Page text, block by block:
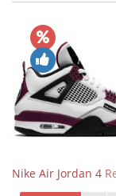
Nike Air Jordan 4